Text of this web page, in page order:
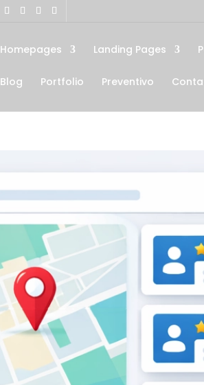
Homepages Landing Pages
Blog Portfolio Preventivo